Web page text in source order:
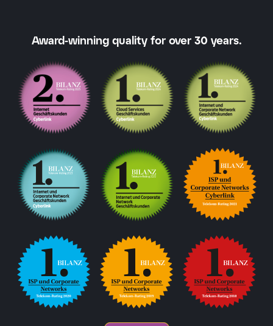
Award-winning quality for over 30 years.